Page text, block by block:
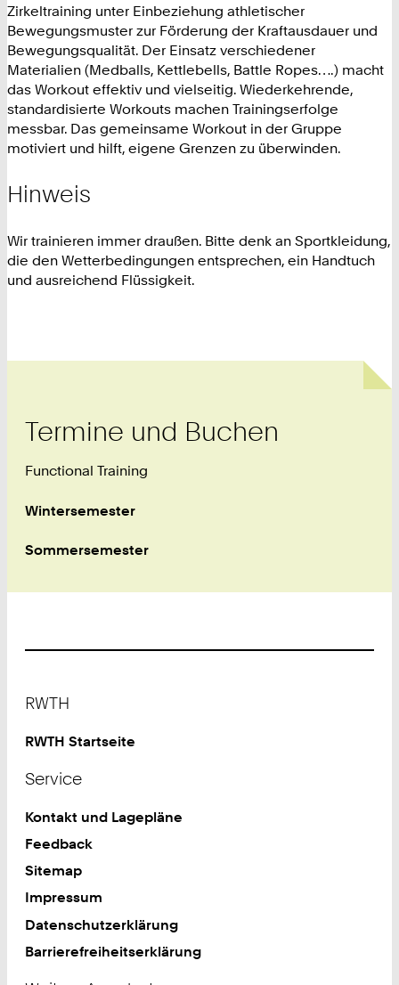
Zirkeltraining unter Einbeziehung athletischer
Bewegungsmuster zur Förderung der Kraftausdauer und
Bewegungsqualität. Der Einsatz verschiedener
Materialien (Medballs, Kettlebells, Battle Ropes….) macht
das Workout effektiv und vielseitig. Wiederkehrende,
standardisierte Workouts machen Trainingserfolge
messbar. Das gemeinsame Workout in der Gruppe
motiviert und hilft, eigene Grenzen zu überwinden.
Hinweis
Wir trainieren immer draußen. Bitte denk an Sportkleidung,
die den Wetterbedingungen entsprechen, ein Handtuch
und ausreichend Flüssigkeit.
Termine und Buchen
Functional Training
Wintersemester
Sommersemester
RWTH
RWTH Startseite
Service
Kontakt und Lagepläne
Feedback
Sitemap
Impressum
Datenschutzerklärung
Barrierefreiheitserklärung